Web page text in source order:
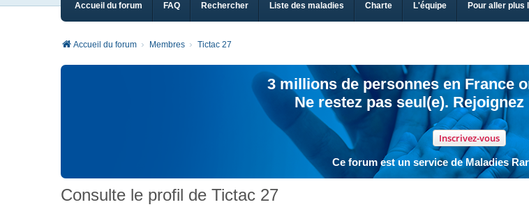
Accueil du forum FAQ Rechercher Liste des maladies Charte L'équipe Pour aller plus
Accueil du forum Membres Tictac 27
3 millions de personnes en France
Ne restez pas seul(e).
Inscrivez-vous
Ce forum est un service de Maladies
Consulte le profil de Tictac 27